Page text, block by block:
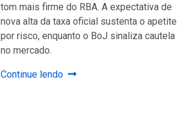
tom mais firme do RBA. A expectativa de
nova alta da taxa oficial sustenta o apetite
por risco, enquanto o BoJ sinaliza cautela
no mercado.
Continue lendo